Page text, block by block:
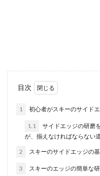
す。そ
でいる
目次
1 初心者がスキーのサイド
1.1
サイドエッジの研磨
が、揃えなければならない
2 スキーのサイドエッジの
3 スキーのエッジの簡単な